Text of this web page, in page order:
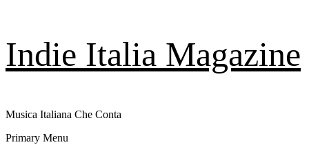
Indie Italia Magazine
Musica Italiana Che Conta
Primary Menu